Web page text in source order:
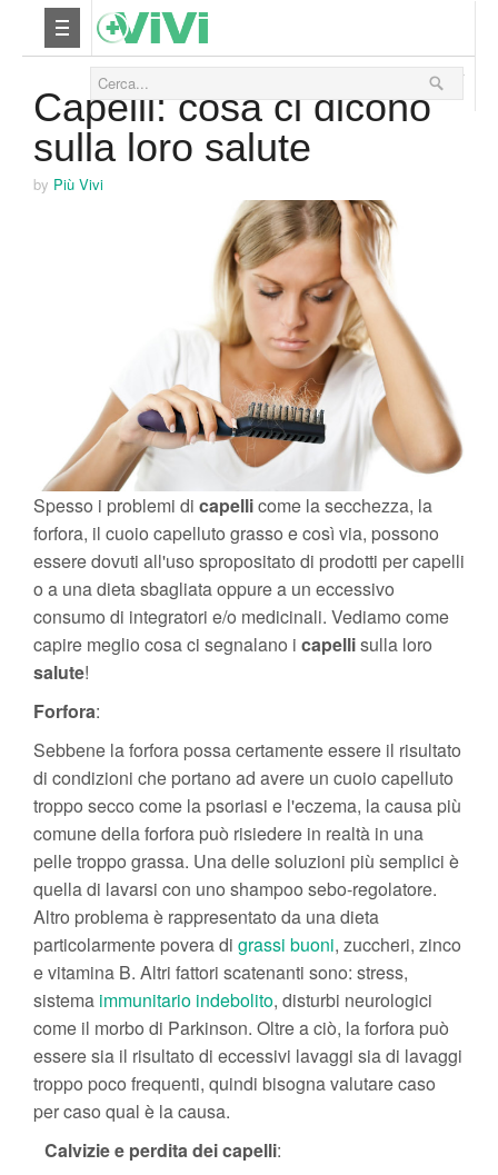
Salute
Bellezza
Fitness
Relax
Viaggi & Vacanze
05 Febbraio 2014
Capelli: cosa ci dicono
sulla loro salute
by Più Vivi
Spesso i problemi di capellicome la secchezza, la
forfora, il cuoio capelluto grasso e così via, possono
essere dovuti all'uso spropositato di prodotti per capelli
o a una dieta sbagliata oppure a un eccessivo
consumo di integratori e/o medicinali. Vediamo come
capire meglio cosa ci segnalano i capellisulla loro
salute!
Forfora:
Sebbene la forfora possa certamente essere il risultato
di condizioni che portano ad avere un cuoio capelluto
troppo secco come la psoriasi e l'eczema, la causa più
comune della forfora può risiedere in realtà in una
pelle troppo grassa. Una delle soluzioni più semplici è
quella di lavarsi con uno shampoo sebo-regolatore.
Altro problema è rappresentato da una dieta
particolarmente povera di grassi buoni, zuccheri, zinco
e vitamina B. Altri fattori scatenanti sono: stress,
sistema immunitario indebolito, disturbi neurologici
come il morbo di Parkinson. Oltre a ciò, la forfora può
essere sia il risultato di eccessivi lavaggi sia di lavaggi
troppo poco frequenti, quindi bisogna valutare caso
per caso qual è la causa.
Calvizie e perdita dei capelli: